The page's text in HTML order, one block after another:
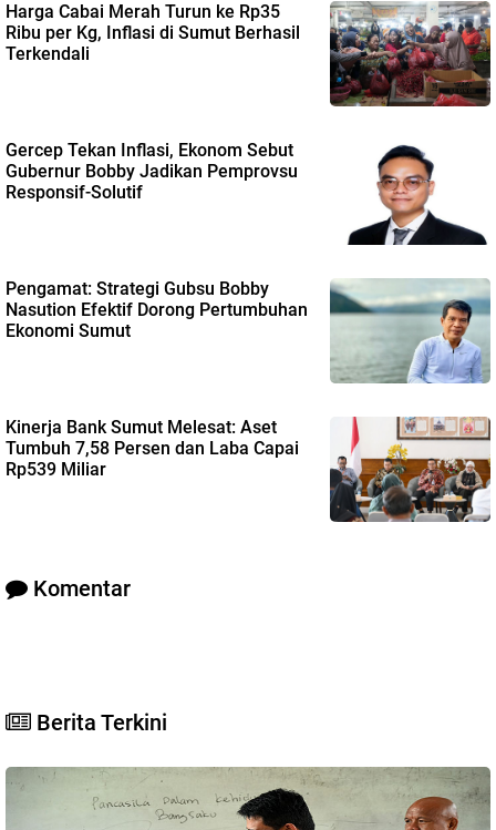
Harga Cabai Merah Turun ke Rp35
Ribu per Kg, Inflasi di Sumut Berhasil
Terkendali
Gercep Tekan Inflasi, Ekonom Sebut
Gubernur Bobby Jadikan Pemprovsu
Responsif-Solutif
Pengamat: Strategi Gubsu Bobby
Nasution Efektif Dorong Pertumbuhan
Ekonomi Sumut
Kinerja Bank Sumut Melesat: Aset
Tumbuh 7,58 Persen dan Laba Capai
Rp539 Miliar
Komentar
Berita Terkini